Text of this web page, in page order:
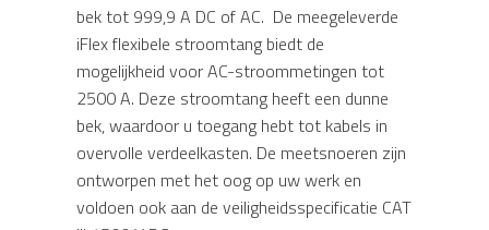
bek tot 999,9 A DC of AC. De meegeleverde
iFlex flexibele stroomtang biedt de
mogelijkheid voor AC-stroommetingen tot
2500 A. Deze stroomtang heeft een dunne
bek, waardoor u toegang hebt tot kabels in
overvolle verdeelkasten. De meetsnoeren zijn
ontworpen met het oog op uw werk en
voldoen ook aan de veiligheidsspecificatie CAT